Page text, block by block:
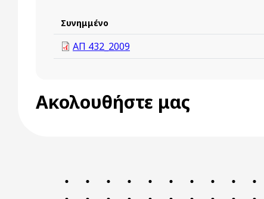
Συνημμένο
ΑΠ 432_2009
Ακολουθήστε μας